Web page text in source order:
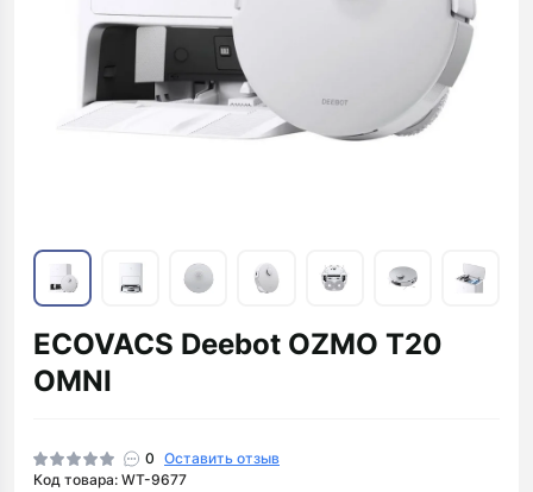
ECOVACS Deebot OZMO T20
OMNI
0 Оставить отзыв
Код товара: WT-9677